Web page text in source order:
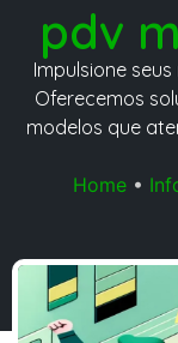
pdv
Impulsione
Oferecemos
modelos que
Home•